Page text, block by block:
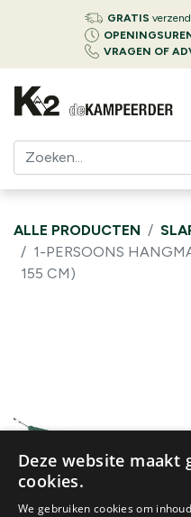
GRATIS
VRAGEN OF
ALLE PRODUCTEN
1-PERSOONS
155 CM)
Deze website maakt
cookies.
We gebruiken cookies om